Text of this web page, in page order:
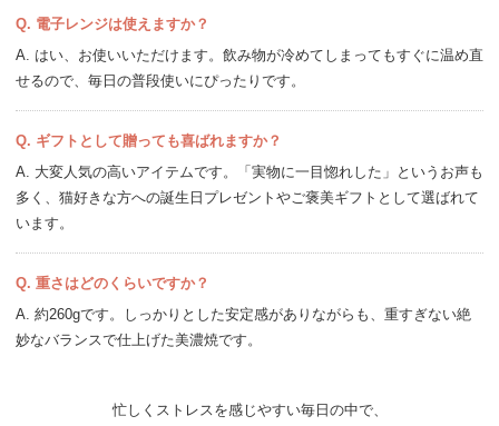
Q. 電子レンジは使えますか？
A. はい、お使いいただけます。飲み物が冷めてしまってもすぐに温め直
せるので、毎日の普段使いにぴったりです。
Q. ギフトとして贈っても喜ばれますか？
A. 大変人気の高いアイテムです。「実物に一目惚れした」というお声も
多く、猫好きな方への誕生日プレゼントやご褒美ギフトとして選ばれて
います。
Q. 重さはどのくらいですか？
A. 約260gです。しっかりとした安定感がありながらも、重すぎない絶
妙なバランスで仕上げた美濃焼です。
忙しくストレスを感じやすい毎日の中で、